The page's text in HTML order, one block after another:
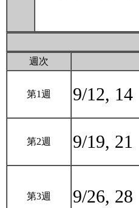
週次
第1週 9/12, 14
第2週 9/19, 21
第3週 9/26, 28